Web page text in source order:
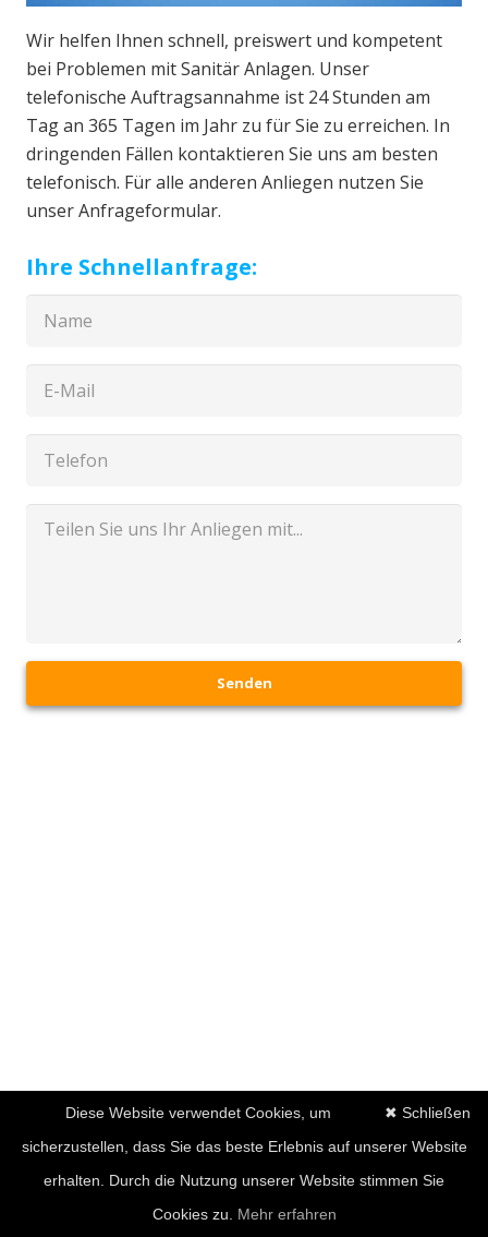
Wir helfen Ihnen schnell, preiswert und kompetent
bei Problemen mit Sanitär Anlagen. Unser
telefonische Auftragsannahme ist 24 Stunden am
Tag an 365 Tagen im Jahr zu für Sie zu erreichen. In
dringenden Fällen kontaktieren Sie uns am besten
telefonisch. Für alle anderen Anliegen nutzen Sie
unser Anfrageformular.
Ihre Schnellanfrage:
Senden
✖ Schließen
Diese Website verwendet Cookies, um
sicherzustellen, dass Sie das beste Erlebnis auf unserer Website
erhalten. Durch die Nutzung unserer Website stimmen Sie
Cookies zu. Mehr erfahren